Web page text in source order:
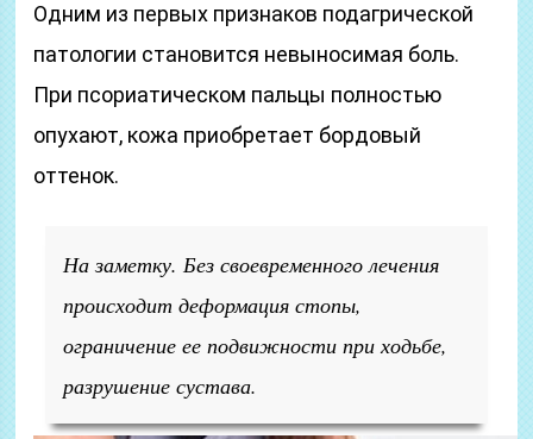
Одним из первых признаков подагрической
патологии становится невыносимая боль.
При псориатическом пальцы полностью
опухают, кожа приобретает бордовый
оттенок.
На заметку. Без своевременного лечения
происходит деформация стопы,
ограничение ее подвижности при ходьбе,
разрушение сустава.